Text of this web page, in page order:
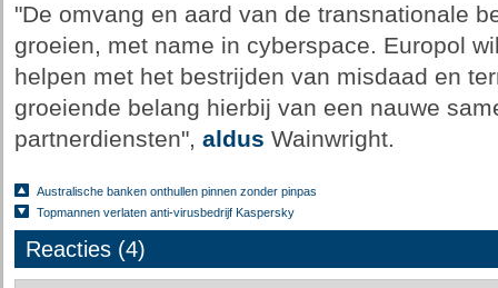
"De omvang en aard van de transnationale
groeien, met name in cyberspace. Europol
helpen met het bestrijden van misdaad en
groeiende belang hierbij van een nauwe
partnerdiensten", aldus Wainwright.
Australische banken onthullen pinnen zonder pinpas
Topmannen verlaten anti-virusbedrijf Kaspersky
Reacties (4)